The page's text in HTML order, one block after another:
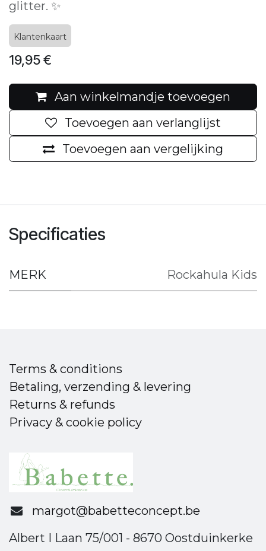
glitter. ✨
Klantenkaart
19,95€
Aan winkelmandje toevoegen
Toevoegen aan vergelijking
Toevoegen aan verlanglijst
Specificaties
MERK Rockahula Kids
Terms & conditions
Betaling, verzending & levering
Returns & refunds
Privacy & cookie policy
margot@babetteconcept.be
Albert I Laan 75/001 - 8670 Oostduinkerke